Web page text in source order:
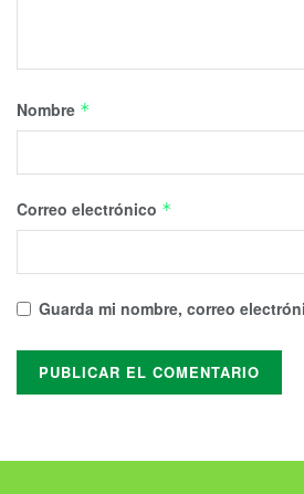
Nombre *
Correo electrónico *
Guarda mi nombre, correo